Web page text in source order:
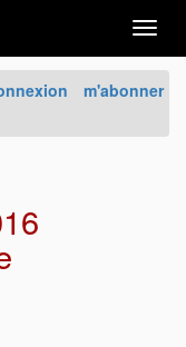
m'abonner